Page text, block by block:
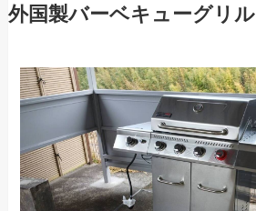
外国製バーベキューグリル